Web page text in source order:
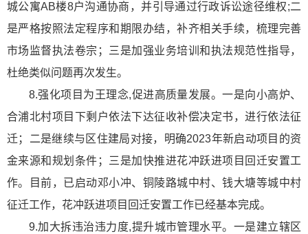
城公寓AB楼8户沟通协商，并引导通过行政诉讼途径维权;二
是严格按照法定程序和期限办结，补齐相关手续，梳理完善
市场监督执法卷宗；三是加强业务培训和执法规范性指导，
杜绝类似问题再次发生。
8.强化项目为王理念,促进高质量发展。一是向小高炉、
合浦北村项目下剩户依法下达征收补偿决定书，进行依法征
迁；二是继续与区住建局对接，明确2023年新启动项目的资
金来源和规划条件；三是加快推进花冲跃进项目回迁安置工
作。目前，已启动邓小冲、铜陵路城中村、钱大塘等城中村
征迁工作，花冲跃进项目回迁安置工作已经基本完成。
9.加大拆违治违力度,提升城市管理水平。一是建立辖区